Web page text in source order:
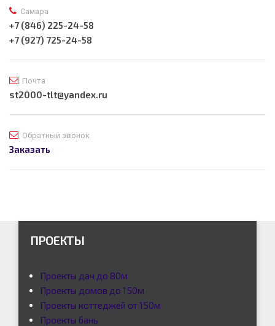
Самара
+7 (846) 225-24-58
+7 (927) 725-24-58
Почта
st2000-tlt@yandex.ru
Обратный звонок
Заказать
ПРОЕКТЫ
Проекты дач до 80м
Проекты домов до 150м
Проекты коттеджей от 150м
Проекты бань